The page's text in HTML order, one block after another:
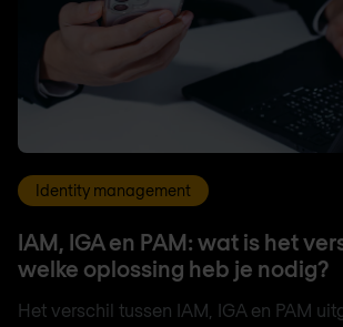
Identity management
IAM, IGA en PAM: wat is het
welke oplossing heb je nodig?
Het verschil tussen IAM, IGA en PAM